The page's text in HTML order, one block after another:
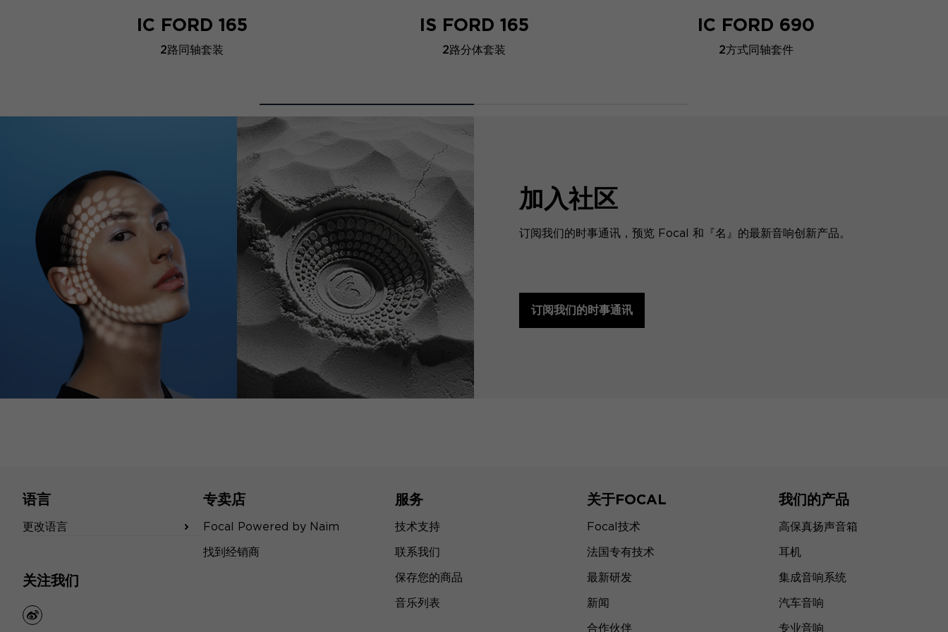
IC FORD 165
2路同轴套装
IS FORD 165
2路分体套装
IC FORD 690
2方式同轴套件
加入社区
订阅我们的时事通讯，预览 Focal 和『名』的最新音响创新产品。
订阅我们的时事通讯
语言
更改语言
关注我们
weibo
专卖店
Focal Powered by Naim
找到经销商
服务
技术支持
联系我们
保存您的商品
音乐列表
关于FOCAL
Focal技术
法国专有技术
最新研发
新闻
合作伙伴
我们的产品
高保真扬声音箱
耳机
集成音响系统
汽车音响
专业音响